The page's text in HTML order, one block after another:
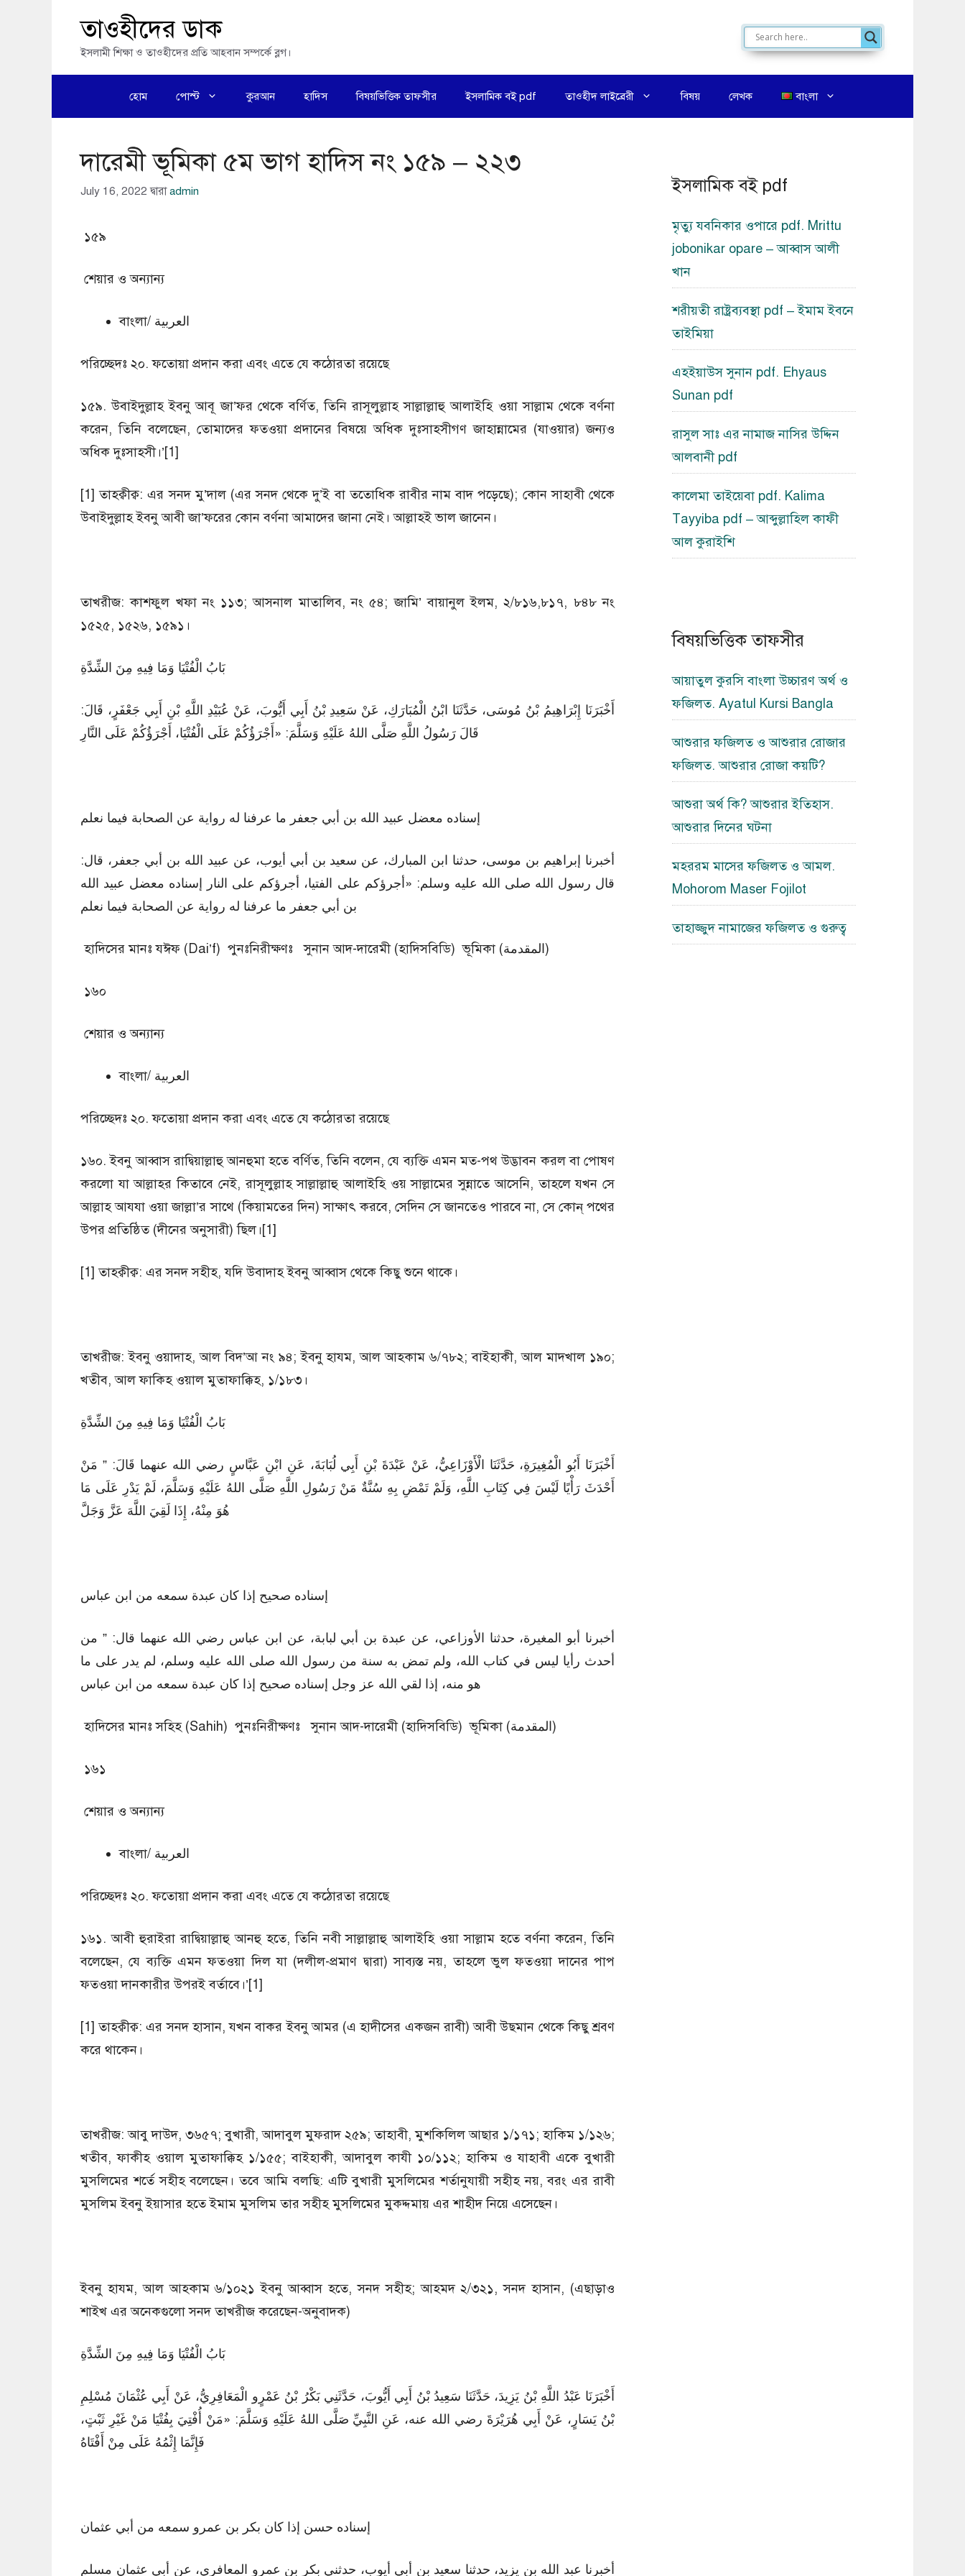
তাওহীদের ডাক
ইসলামী শিক্ষা ও তাওহীদের প্রতি আহবান সম্পর্কে ব্লগ।
হোম পোস্ট কুরআন হাদিস বিষয়ভিত্তিক তাফসীর ইসলামিক বই pdf তাওহীদ লাইব্রেরী বিষয় লেখক বাংলা
দারেমী ভূমিকা ৫ম ভাগ হাদিস নং ১৫৯ – ২২৩
July 16, 2022 দ্বারাadmin
১৫৯
শেয়ার ও অন্যান্য
বাংলা/ العربية
পরিচ্ছেদঃ ২০. ফতোয়া প্রদান করা এবং এতে যে কঠোরতা রয়েছে
১৫৯. উবাইদুল্লাহ ইবনু আবূ জা’ফর থেকে বর্ণিত, তিনি রাসূলুল্লাহ সাল্লাল্লাহু আলাইহি ওয়া সাল্লাম থেকে বর্ণনা
করেন, তিনি বলেছেন, তোমাদের ফতওয়া প্রদানের বিষয়ে অধিক দুঃসাহসীগণ জাহান্নামের (যাওয়ার) জন্যও
অধিক দুঃসাহসী।’[1]
[1] তাহক্বীক্ব: এর সনদ মু’দাল (এর সনদ থেকে দু’ই বা ততোধিক রাবীর নাম বাদ পড়েছে); কোন সাহাবী থেকে
উবাইদুল্লাহ ইবনু আবী জা’ফরের কোন বর্ণনা আমাদের জানা নেই। আল্লাহই ভাল জানেন।
তাখরীজ: কাশফুল খফা নং ১১৩; আসনাল মাতালিব, নং ৫৪; জামি’ বায়ানুল ইলম, ২/৮১৬,৮১৭, ৮৪৮ নং
১৫২৫, ১৫২৬, ১৫৯১।
بَابُ الْفُتْيَا وَمَا فِيهِ مِنَ الشِّدَّةِ
أَخْبَرَنَا إِبْرَاهِيمُ بْنُ مُوسَى، حَدَّثَنَا ابْنُ الْمُبَارَكِ، عَنْ سَعِيدِ بْنُ أَبِي أَيُّوبَ، عَنْ عُبَيْدِ اللَّهِ بْنِ أَبِي جَعْفَرٍ، قَالَ:
قَالَ رَسُولُ اللَّهِ صَلَّى اللهُ عَلَيْهِ وَسَلَّمَ: «أَجْرَؤُكُمْ عَلَى الْفُتْيَا، أَجْرَؤُكُمْ عَلَى النَّارِ
إسناده معضل عبيد الله بن أبي جعفر ما عرفنا له رواية عن الصحابة فيما نعلم
أخبرنا إبراهيم بن موسى، حدثنا ابن المبارك، عن سعيد بن أبي أيوب، عن عبيد الله بن أبي جعفر، قال:
قال رسول الله صلى الله عليه وسلم: «أجرؤكم على الفتيا، أجرؤكم على النار إسناده معضل عبيد الله
بن أبي جعفر ما عرفنا له رواية عن الصحابة فيما نعلم
হাদিসের মানঃ যঈফ (Dai’f) পুনঃনিরীক্ষণঃ সুনান আদ-দারেমী (হাদিসবিডি) ভূমিকা (المقدمة)
১৬০
শেয়ার ও অন্যান্য
বাংলা/ العربية
পরিচ্ছেদঃ ২০. ফতোয়া প্রদান করা এবং এতে যে কঠোরতা রয়েছে
১৬০. ইবনু আব্বাস রাদ্বিয়াল্লাহু আনহুমা হতে বর্ণিত, তিনি বলেন, যে ব্যক্তি এমন মত-পথ উদ্ভাবন করল বা পোষণ
করলো যা আল্লাহর কিতাবে নেই, রাসূলুল্লাহ সাল্লাল্লাহু আলাইহি ওয় সাল্লামের সুন্নাতে আসেনি, তাহলে যখন সে
আল্লাহ আযযা ওয়া জাল্লা’র সাথে (কিয়ামতের দিন) সাক্ষাৎ করবে, সেদিন সে জানতেও পারবে না, সে কোন্ পথের
উপর প্রতিষ্ঠিত (দীনের অনুসারী) ছিল।[1]
[1] তাহক্বীক্ব: এর সনদ সহীহ, যদি উবাদাহ ইবনু আব্বাস থেকে কিছু শুনে থাকে।
তাখরীজ: ইবনু ওয়াদাহ, আল বিদ’আ নং ৯৪; ইবনু হাযম, আল আহকাম ৬/৭৮২; বাইহাকী, আল মাদখাল ১৯০;
খতীব, আল ফাকিহ ওয়াল মুতাফাক্কিহ, ১/১৮৩।
بَابُ الْفُتْيَا وَمَا فِيهِ مِنَ الشِّدَّةِ
أَخْبَرَنَا أَبُو الْمُغِيرَةِ، حَدَّثَنَا الْأَوْزَاعِيُّ، عَنْ عَبْدَةَ بْنِ أَبِي لُبَابَةَ، عَنِ ابْنِ عَبَّاسٍ رضي الله عنهما قَالَ: ” مَنْ
أَحْدَثَ رَأْيًا لَيْسَ فِي كِتَابِ اللَّهِ، وَلَمْ تَمْضِ بِهِ سُنَّةٌ مَنْ رَسُولِ اللَّهِ صَلَّى اللهُ عَلَيْهِ وَسَلَّمَ، لَمْ يَدْرِ عَلَى مَا
هُوَ مِنْهُ، إِذَا لَقِيَ اللَّهَ عَزَّ وَجَلَّ
إسناده صحيح إذا كان عبدة سمعه من ابن عباس
أخبرنا أبو المغيرة، حدثنا الأوزاعي، عن عبدة بن أبي لبابة، عن ابن عباس رضي الله عنهما قال: ” من
أحدث رأيا ليس في كتاب الله، ولم تمض به سنة من رسول الله صلى الله عليه وسلم، لم يدر على ما
هو منه، إذا لقي الله عز وجل إسناده صحيح إذا كان عبدة سمعه من ابن عباس
হাদিসের মানঃ সহিহ (Sahih) পুনঃনিরীক্ষণঃ সুনান আদ-দারেমী (হাদিসবিডি) ভূমিকা (المقدمة)
১৬১
শেয়ার ও অন্যান্য
বাংলা/ العربية
পরিচ্ছেদঃ ২০. ফতোয়া প্রদান করা এবং এতে যে কঠোরতা রয়েছে
১৬১. আবী হুরাইরা রাদ্বিয়াল্লাহু আনহু হতে, তিনি নবী সাল্লাল্লাহু আলাইহি ওয়া সাল্লাম হতে বর্ণনা করেন, তিনি
বলেছেন, যে ব্যক্তি এমন ফতওয়া দিল যা (দলীল-প্রমাণ দ্বারা) সাব্যস্ত নয়, তাহলে ভুল ফতওয়া দানের পাপ
ফতওয়া দানকারীর উপরই বর্তাবে।’[1]
[1] তাহক্বীক্ব: এর সনদ হাসান, যখন বাকর ইবনু আমর (এ হাদীসের একজন রাবী) আবী উছমান থেকে কিছু শ্রবণ
করে থাকেন।
তাখরীজ: আবু দাউদ, ৩৬৫৭; বুখারী, আদাবুল মুফরাদ ২৫৯; তাহাবী, মুশকিলিল আছার ১/১৭১; হাকিম ১/১২৬;
খতীব, ফাকীহ ওয়াল মুতাফাক্কিহ ১/১৫৫; বাইহাকী, আদাবুল কাযী ১০/১১২; হাকিম ও যাহাবী একে বুখারী
মুসলিমের শর্তে সহীহ বলেছেন। তবে আমি বলছি: এটি বুখারী মুসলিমের শর্তানুযায়ী সহীহ নয়, বরং এর রাবী
মুসলিম ইবনু ইয়াসার হতে ইমাম মুসলিম তার সহীহ মুসলিমের মুকদ্দমায় এর শাহীদ নিয়ে এসেছেন।
ইবনু হাযম, আল আহকাম ৬/১০২১ ইবনু আব্বাস হতে, সনদ সহীহ; আহমদ ২/৩২১, সনদ হাসান, (এছাড়াও
শাইখ এর অনেকগুলো সনদ তাখরীজ করেছেন-অনুবাদক)
بَابُ الْفُتْيَا وَمَا فِيهِ مِنَ الشِّدَّةِ
أَخْبَرَنَا عَبْدُ اللَّهِ بْنُ يَزِيدَ، حَدَّثَنَا سَعِيدُ بْنُ أَبِي أَيُّوبَ، حَدَّثَنِي بَكْرُ بْنُ عَمْرٍو الْمَعَافِرِيُّ، عَنْ أَبِي عُثْمَانَ مُسْلِمِ
بْنُ يَسَارٍ، عَنْ أَبِي هُرَيْرَةَ رضي الله عنه، عَنِ النَّبِيِّ صَلَّى اللهُ عَلَيْهِ وَسَلَّمَ: «مَنْ أُفْتِيَ بِفُتْيَا مَنْ غَيْرِ ثَبْتٍ،
فَإِنَّمَا إِثْمُهُ عَلَى مِنْ أَفْتَاهُ
إسناده حسن إذا كان بكر بن عمرو سمعه من أبي عثمان
أخبرنا عبد الله بن يزيد، حدثنا سعيد بن أبي أيوب، حدثني بكر بن عمرو المعافري، عن أبي عثمان مسلم
ইসলামিক বই pdf
মৃত্যু যবনিকার ওপারে pdf. Mrittu
jobonikar opare – আব্বাস আলী
খান
শরীয়তী রাষ্ট্রব্যবস্থা pdf – ইমাম ইবনে
তাইমিয়া
এহইয়াউস সুনান pdf. Ehyaus
Sunan pdf
রাসুল সাঃ এর নামাজ নাসির উদ্দিন
আলবানী pdf
কালেমা তাইয়েবা pdf. Kalima
Tayyiba pdf – আব্দুল্লাহিল কাফী
আল কুরাইশি
বিষয়ভিত্তিক তাফসীর
আয়াতুল কুরসি বাংলা উচ্চারণ অর্থ ও
ফজিলত. Ayatul Kursi Bangla
আশুরার ফজিলত ও আশুরার রোজার
ফজিলত. আশুরার রোজা কয়টি?
আশুরা অর্থ কি? আশুরার ইতিহাস.
আশুরার দিনের ঘটনা
মহররম মাসের ফজিলত ও আমল.
Mohorom Maser Fojilot
তাহাজ্জুদ নামাজের ফজিলত ও গুরুত্ব